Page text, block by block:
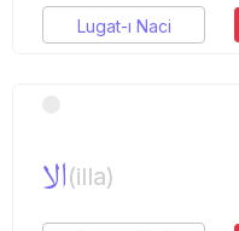
Lugat-ı Naci
الا(illa)